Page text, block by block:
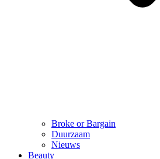
Broke or Bargain
Duurzaam
Nieuws
Beauty